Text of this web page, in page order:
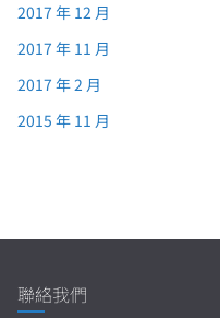
2017 年 12 月
2017 年 11 月
2017 年 2 月
2015 年 11 月
聯絡我們